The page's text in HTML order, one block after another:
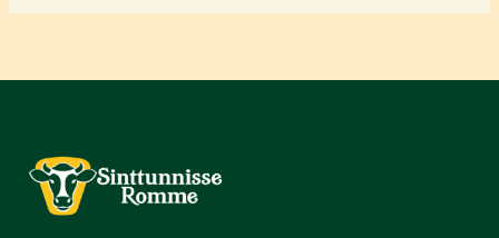
variaties.
kan
de
productpagina
variaties.
kan